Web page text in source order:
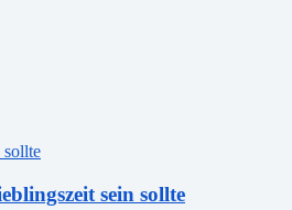
sein sollte